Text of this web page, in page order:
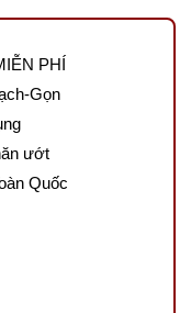
PHÍ
Gọn
ướt
Quốc